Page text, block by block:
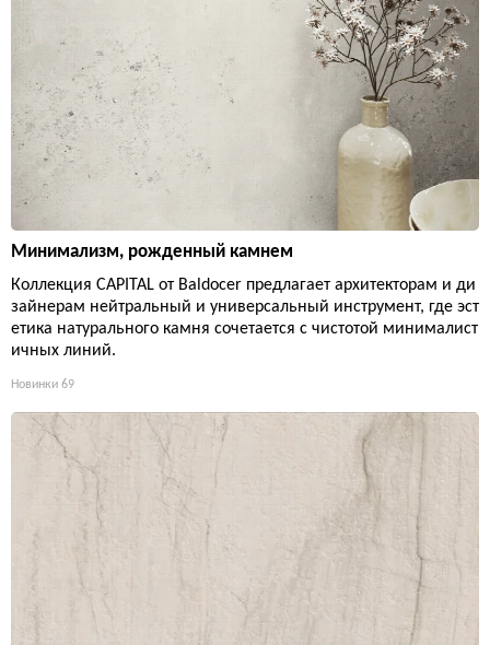
Минимализм, рожденный камнем
Коллекция CAPITAL от Baldocer предлагает архитекторам и ди
зайнерам нейтральный и универсальный инструмент, где эст
етика натурального камня сочетается с чистотой минималист
ичных линий.
Новинки 69